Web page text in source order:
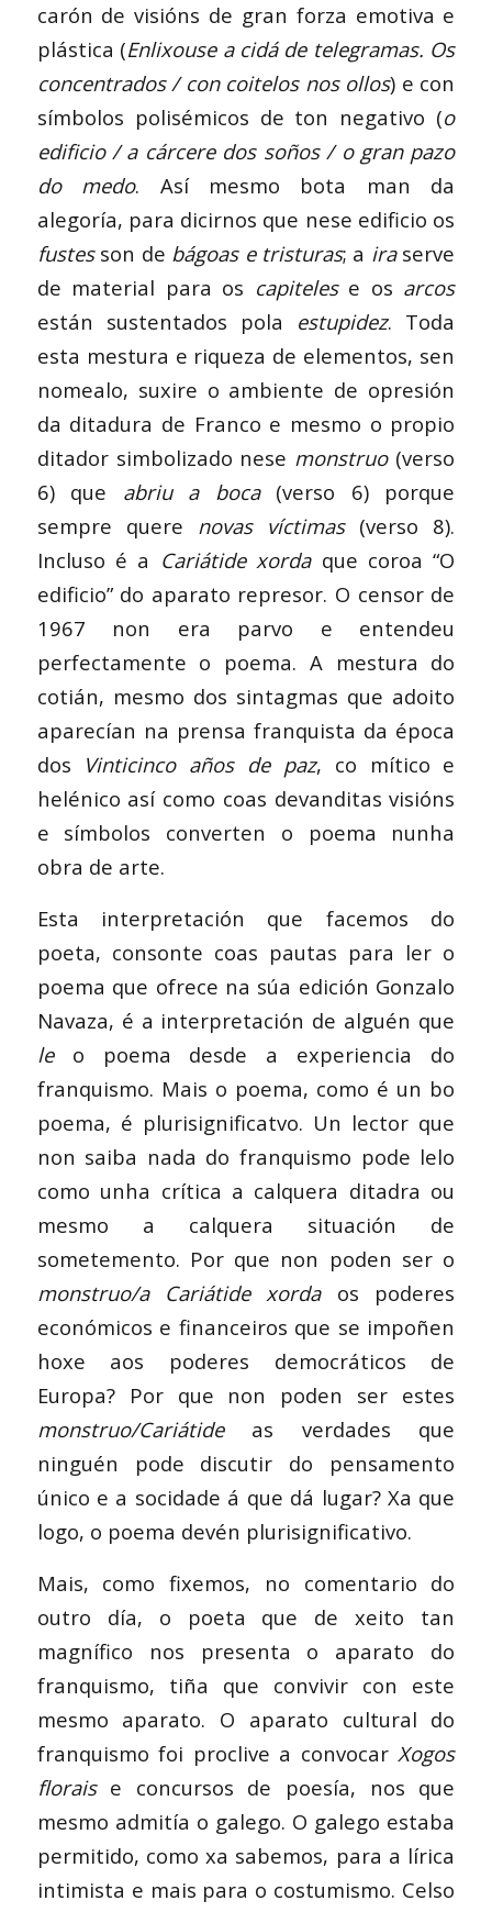
carón de visións de gran forza emotiva e
plástica (Enlixouse a cidá de telegramas. Os
concentrados / con coitelos nos ollos) e con
símbolos polisémicos de ton negativo (o
edificio / a cárcere dos soños / o gran pazo
do medo. Así mesmo bota man da
alegoría, para dicirnos que nese edificio os
fustesson de bágoas e tristuras; a iraserve
de material para os capitelese os arcos
están sustentados pola estupidez. Toda
esta mestura e riqueza de elementos, sen
nomealo, suxire o ambiente de opresión
da ditadura de Franco e mesmo o propio
ditador simbolizado nese monstruo(verso
6) que abriu a boca(verso 6) porque
sempre quere novas víctimas(verso 8).
Incluso é a Cariátide xordaque coroa “O
edificio” do aparato represor. O censor de
1967 non era parvo e entendeu
perfectamente o poema. A mestura do
cotián, mesmo dos sintagmas que adoito
aparecían na prensa franquista da época
dos Vinticinco años de paz, co mítico e
helénico así como coas devanditas visións
e símbolos converten o poema nunha
obra de arte.
Esta interpretación que facemos do
poeta, consonte coas pautas para ler o
poema que ofrece na súa edición Gonzalo
Navaza, é a interpretación de alguén que
leo poema desde a experiencia do
franquismo. Mais o poema, como é un bo
poema, é plurisignificatvo. Un lector que
non saiba nada do franquismo pode lelo
como unha crítica a calquera ditadra ou
mesmo a calquera situación de
sometemento. Por que non poden ser o
monstruo/a Cariátide xordaos poderes
económicos e financeiros que se impoñen
hoxe aos poderes democráticos de
Europa? Por que non poden ser estes
monstruo/Cariátideas verdades que
ninguén pode discutir do pensamento
único e a socidade á que dá lugar? Xa que
logo, o poema devén plurisignificativo.
Mais, como fixemos, no comentario do
outro día, o poeta que de xeito tan
magnífico nos presenta o aparato do
franquismo, tiña que convivir con este
mesmo aparato. O aparato cultural do
franquismo foi proclive a convocar Xogos
floraise concursos de poesía, nos que
mesmo admitía o galego. O galego estaba
permitido, como xa sabemos, para a lírica
intimista e mais para o costumismo. Celso